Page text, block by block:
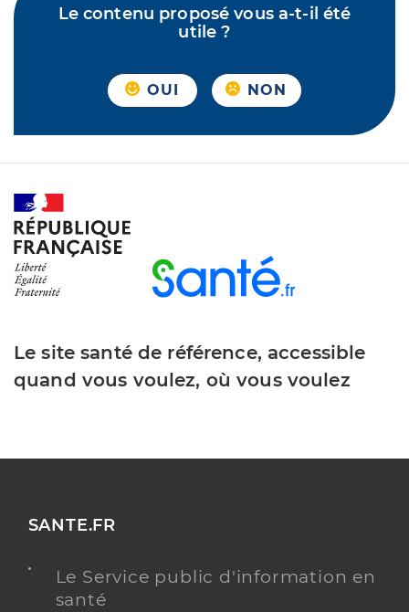
Le contenu proposé vous a-t-il été
utile ?
OUI NON
Le site santé de référence, accessible
quand vous voulez, où vous voulez
SANTE.FR
Le Service public d'information en
santé